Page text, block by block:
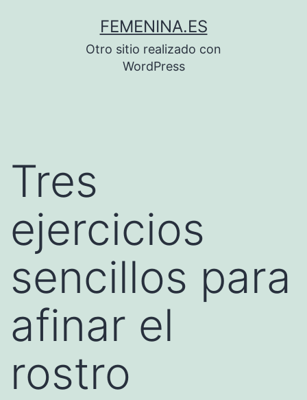
FEMENINA.ES
Otro sitio realizado con
WordPress
Tres
ejercicios
sencillos para
afinar el
rostro